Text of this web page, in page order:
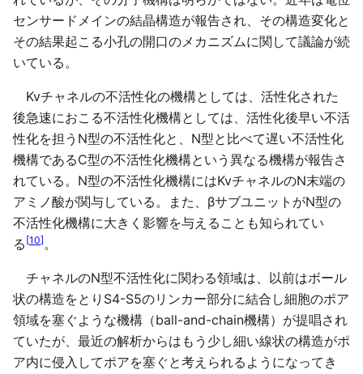
センサードメインの結晶構造が報告され、その構造変化と
その結果起こる小孔の開口のメカニズムに関して議論が続
いている。
Kvチャネルの不活性化の機構としては、活性化された
後急速におこる不活性化機構としては、活性化後早い不活
性化を担うN型の不活性化と、N型と比べて遅い不活性化
機構であるC型の不活性化機構という異なる機構が報告さ
れている。N型の不活性化機構にはKvチャネルのN末端の
アミノ酸が関与している。また、βサブユニットがN型の
不活性化機構に大きく影響を与えることも知られてい
る [10]。
チャネルのN型不活性化に関わる領域は、以前はボール
状の構造をとりS4-S5のリンカー部分に結合し細胞のポア
領域を塞ぐような機構（ball-and-chain機構）が提唱され
ていたが、最近の解析からはもう少し細い線状の構造がポ
ア内に侵入してポアを塞ぐと考えられるようになってき